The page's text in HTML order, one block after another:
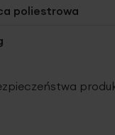
poliestrowa